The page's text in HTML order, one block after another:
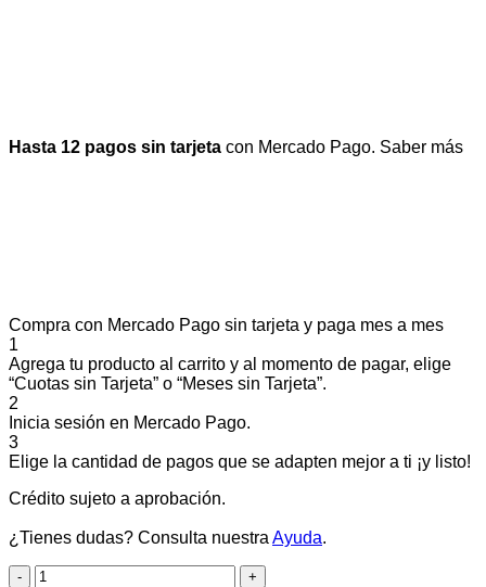
Hasta 12 pagos sin tarjeta con Mercado Pago. Saber más
Compra con Mercado Pago sin tarjeta y paga mes a mes
1
Agrega tu producto al carrito y al momento de pagar, elige
“Cuotas sin Tarjeta” o “Meses sin Tarjeta”.
2
Inicia sesión en Mercado Pago.
3
Elige la cantidad de pagos que se adapten mejor a ti ¡y listo!
Crédito sujeto a aprobación.
¿Tienes dudas? Consulta nuestra Ayuda.
PELOTA